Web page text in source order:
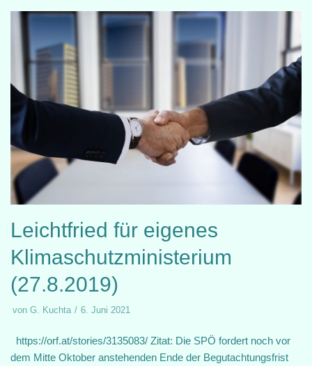
Leichtfried für eigenes
Klimaschutzministerium
(27.8.2019)
von G. Kuchta 6. Juni 2021
https://orf.at/stories/3135083/ Zitat: Die SPÖ fordert noch vor
dem Mitte Oktober anstehenden Ende der Begutachtungsfrist